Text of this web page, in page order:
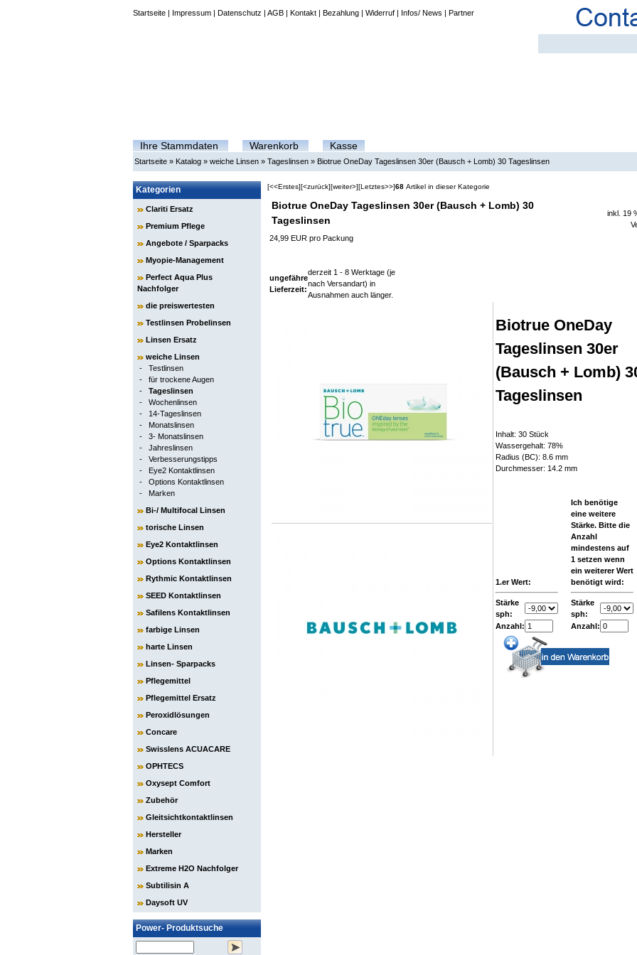
Startseite | Impressum | Datenschutz | AGB | Kontakt | Bezahlung | Widerruf | Infos/ News | Partner
Ihre Stammdaten Warenkorb Kasse
Startseite » Katalog » weiche Linsen » Tageslinsen » Biotrue OneDay Tageslinsen 30er (Bausch + Lomb) 30 Tageslinsen
Kategorien
Clariti Ersatz
Premium Pflege
Angebote / Sparpacks
Myopie-Management
Perfect Aqua Plus
Nachfolger
die preiswertesten
Testlinsen Probelinsen
Linsen Ersatz
weiche Linsen
- Testlinsen
- für trockene Augen
- Tageslinsen
- Wochenlinsen
- 14-Tageslinsen
- Monatslinsen
- 3- Monatslinsen
- Jahreslinsen
- Verbesserungstipps
- Eye2 Kontaktlinsen
- Options Kontaktlinsen
- Marken
Bi-/ Multifocal Linsen
torische Linsen
Eye2 Kontaktlinsen
Options Kontaktlinsen
Rythmic Kontaktlinsen
SEED Kontaktlinsen
Safilens Kontaktlinsen
farbige Linsen
harte Linsen
Linsen- Sparpacks
Pflegemittel
Pflegemittel Ersatz
Peroxidlösungen
Concare
Swisslens ACUACARE
OPHTECS
Oxysept Comfort
Zubehör
Gleitsichtkontaktlinsen
Hersteller
Marken
Extreme H2O Nachfolger
Subtilisin A
Daysoft UV
Power- Produktsuche
[<<Erstes][<zurück][weiter>][Letztes>>]68 Artikel in dieser Kategorie
Biotrue OneDay Tageslinsen 30er (Bausch + Lomb) 30
Tageslinsen
inkl. 19
24,99 EUR pro Packung
ungefähre
Lieferzeit:
derzeit 1 - 8 Werktage (je
nach Versandart) in
Ausnahmen auch länger.
Biotrue OneDay
Tageslinsen 30er
(Bausch + Lomb)
Tageslinsen
Inhalt: 30 Stück
Wassergehalt: 78%
Radius (BC): 8.6 mm
Durchmesser: 14.2 mm
1.er Wert:
Ich benötige
eine weitere
Stärke. Bitte die
Anzahl
mindestens auf
1 setzen wenn
ein weiterer Wert
benötigt wird:
Stärke
sph:
Stärke
sph:
Anzahl:
Anzahl: